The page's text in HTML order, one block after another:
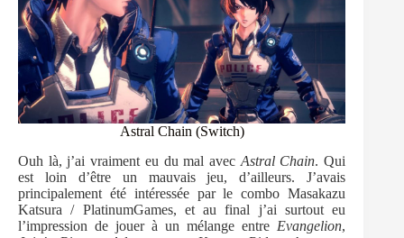
Astral Chain (Switch)
Ouh là, j’ai vraiment eu du mal avec Astral Chain. Qui
est loin d’être un mauvais jeu, d’ailleurs. J’avais
principalement été intéressée par le combo Masakazu
Katsura / PlatinumGames, et au final j’ai surtout eu
l’impression de jouer à un mélange entre Evangelion,